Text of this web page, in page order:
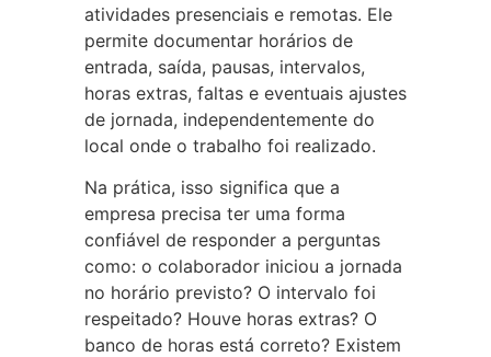
atividades presenciais e remotas. Ele
permite documentar horários de
entrada, saída, pausas, intervalos,
horas extras, faltas e eventuais ajustes
de jornada, independentemente do
local onde o trabalho foi realizado.
Na prática, isso significa que a
empresa precisa ter uma forma
confiável de responder a perguntas
como: o colaborador iniciou a jornada
no horário previsto? O intervalo foi
respeitado? Houve horas extras? O
banco de horas está correto? Existem